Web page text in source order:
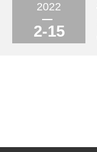
2022
2-15